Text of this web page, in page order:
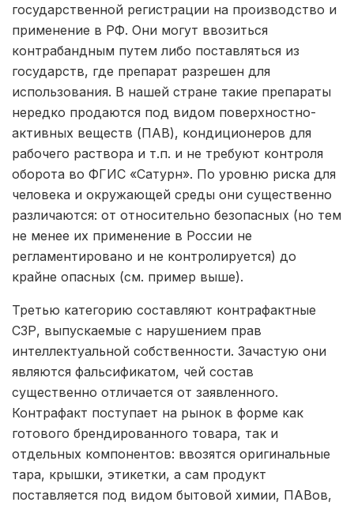
государственной регистрации на производство и
применение в РФ. Они могут ввозиться
контрабандным путем либо поставляться из
государств, где препарат разрешен для
использования. В нашей стране такие препараты
нередко продаются под видом поверхностно-
активных веществ (ПАВ), кондиционеров для
рабочего раствора и т.п. и не требуют контроля
оборота во ФГИС «Сатурн». По уровню риска для
человека и окружающей среды они существенно
различаются: от относительно безопасных (но тем
не менее их применение в России не
регламентировано и не контролируется) до
крайне опасных (см. пример выше).
Третью категорию составляют контрафактные
СЗР, выпускаемые с нарушением прав
интеллектуальной собственности. Зачастую они
являются фальсификатом, чей состав
существенно отличается от заявленного.
Контрафакт поступает на рынок в форме как
готового брендированного товара, так и
отдельных компонентов: ввозятся оригинальные
тара, крышки, этикетки, а сам продукт
поставляется под видом бытовой химии, ПАВов,